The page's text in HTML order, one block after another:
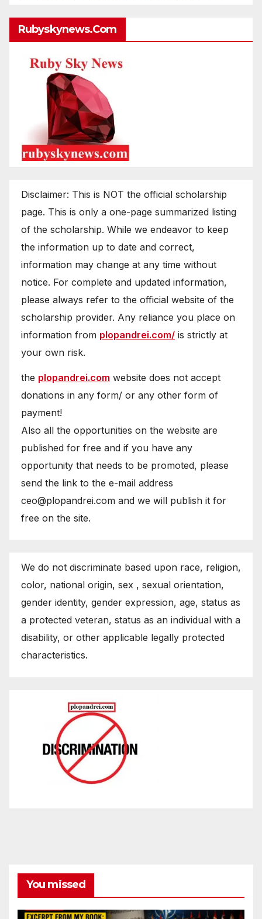
Rubyskynews.com
Disclaimer: This is NOT the official scholarship
page. This is only a one-page summarized listing
of the scholarship. While we endeavor to keep
the information up to date and correct,
information may change at any time without
notice. For complete and updated information,
please always refer to the official website of the
scholarship provider. Any reliance you place on
information from plopandrei.com/ is strictly at
your own risk.
the plopandrei.com website does not accept
donations in any form/ or any other form of
payment!
Also all the opportunities on the website are
published for free and if you have any
opportunity that needs to be promoted, please
send the link to the e-mail address
ceo@plopandrei.com and we will publish it for
free on the site.
We do not discriminate based upon race, religion,
color, national origin, sex , sexual orientation,
gender identity, gender expression, age, status as
a protected veteran, status as an individual with a
disability, or other applicable legally protected
characteristics.
You missed